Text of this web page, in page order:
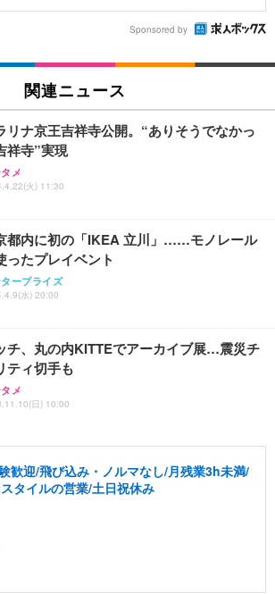
Sponsored by
関連ニュース
リナ京王吉祥寺公開。“ありそうでなかっ
祥寺”実現
メ
火) 11:30
都内に初の「IKEA 立川」……モノレール
ったプレイベント
ープライズ
水) 20:00
チ、丸の内KITTEでアーカイブ展…震災チ
ティ切手も
メ
日) 10:00
歓迎/飛び込み・ノルマなし/月残業3h未満/
タイルの営業/土日祝休み